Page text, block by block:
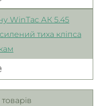
WinTac АК 5.45
тиха кліпса